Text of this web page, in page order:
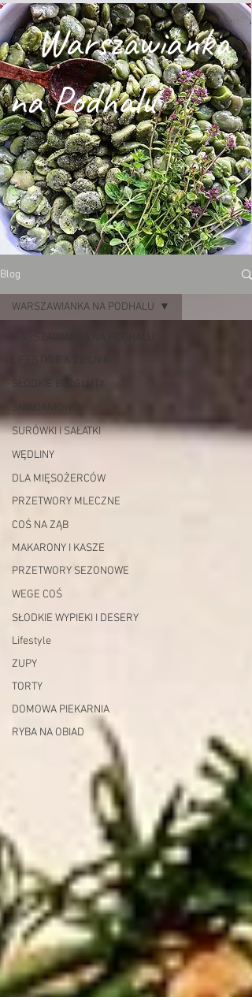
Warszawianka
na Podhalu
Blog
WARSZAWIANKA NA PODHALU
LIFESTYLE & ZIELNIK
SŁODKIE BEZGLUTY
ŚNIADANIOWO
SURÓWKI I SAŁATKI
WĘDLINY
DLA MIĘSOŻERCÓW
PRZETWORY MLECZNE
COŚ NA ZĄB
MAKARONY I KASZE
PRZETWORY SEZONOWE
WEGE COŚ
SŁODKIE WYPIEKI I DESERY
Lifestyle
ZUPY
TORTY
DOMOWA PIEKARNIA
RYBA NA OBIAD
WARSZAWIANKA NA PODHALU